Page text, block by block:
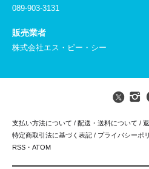
089-903-3131
販売業者
株式会社エス・ピー・シー
支払い方法について / 配送・送料について /
特定商取引法に基づく表記 / プライバシーポ
RSS ・ ATOM